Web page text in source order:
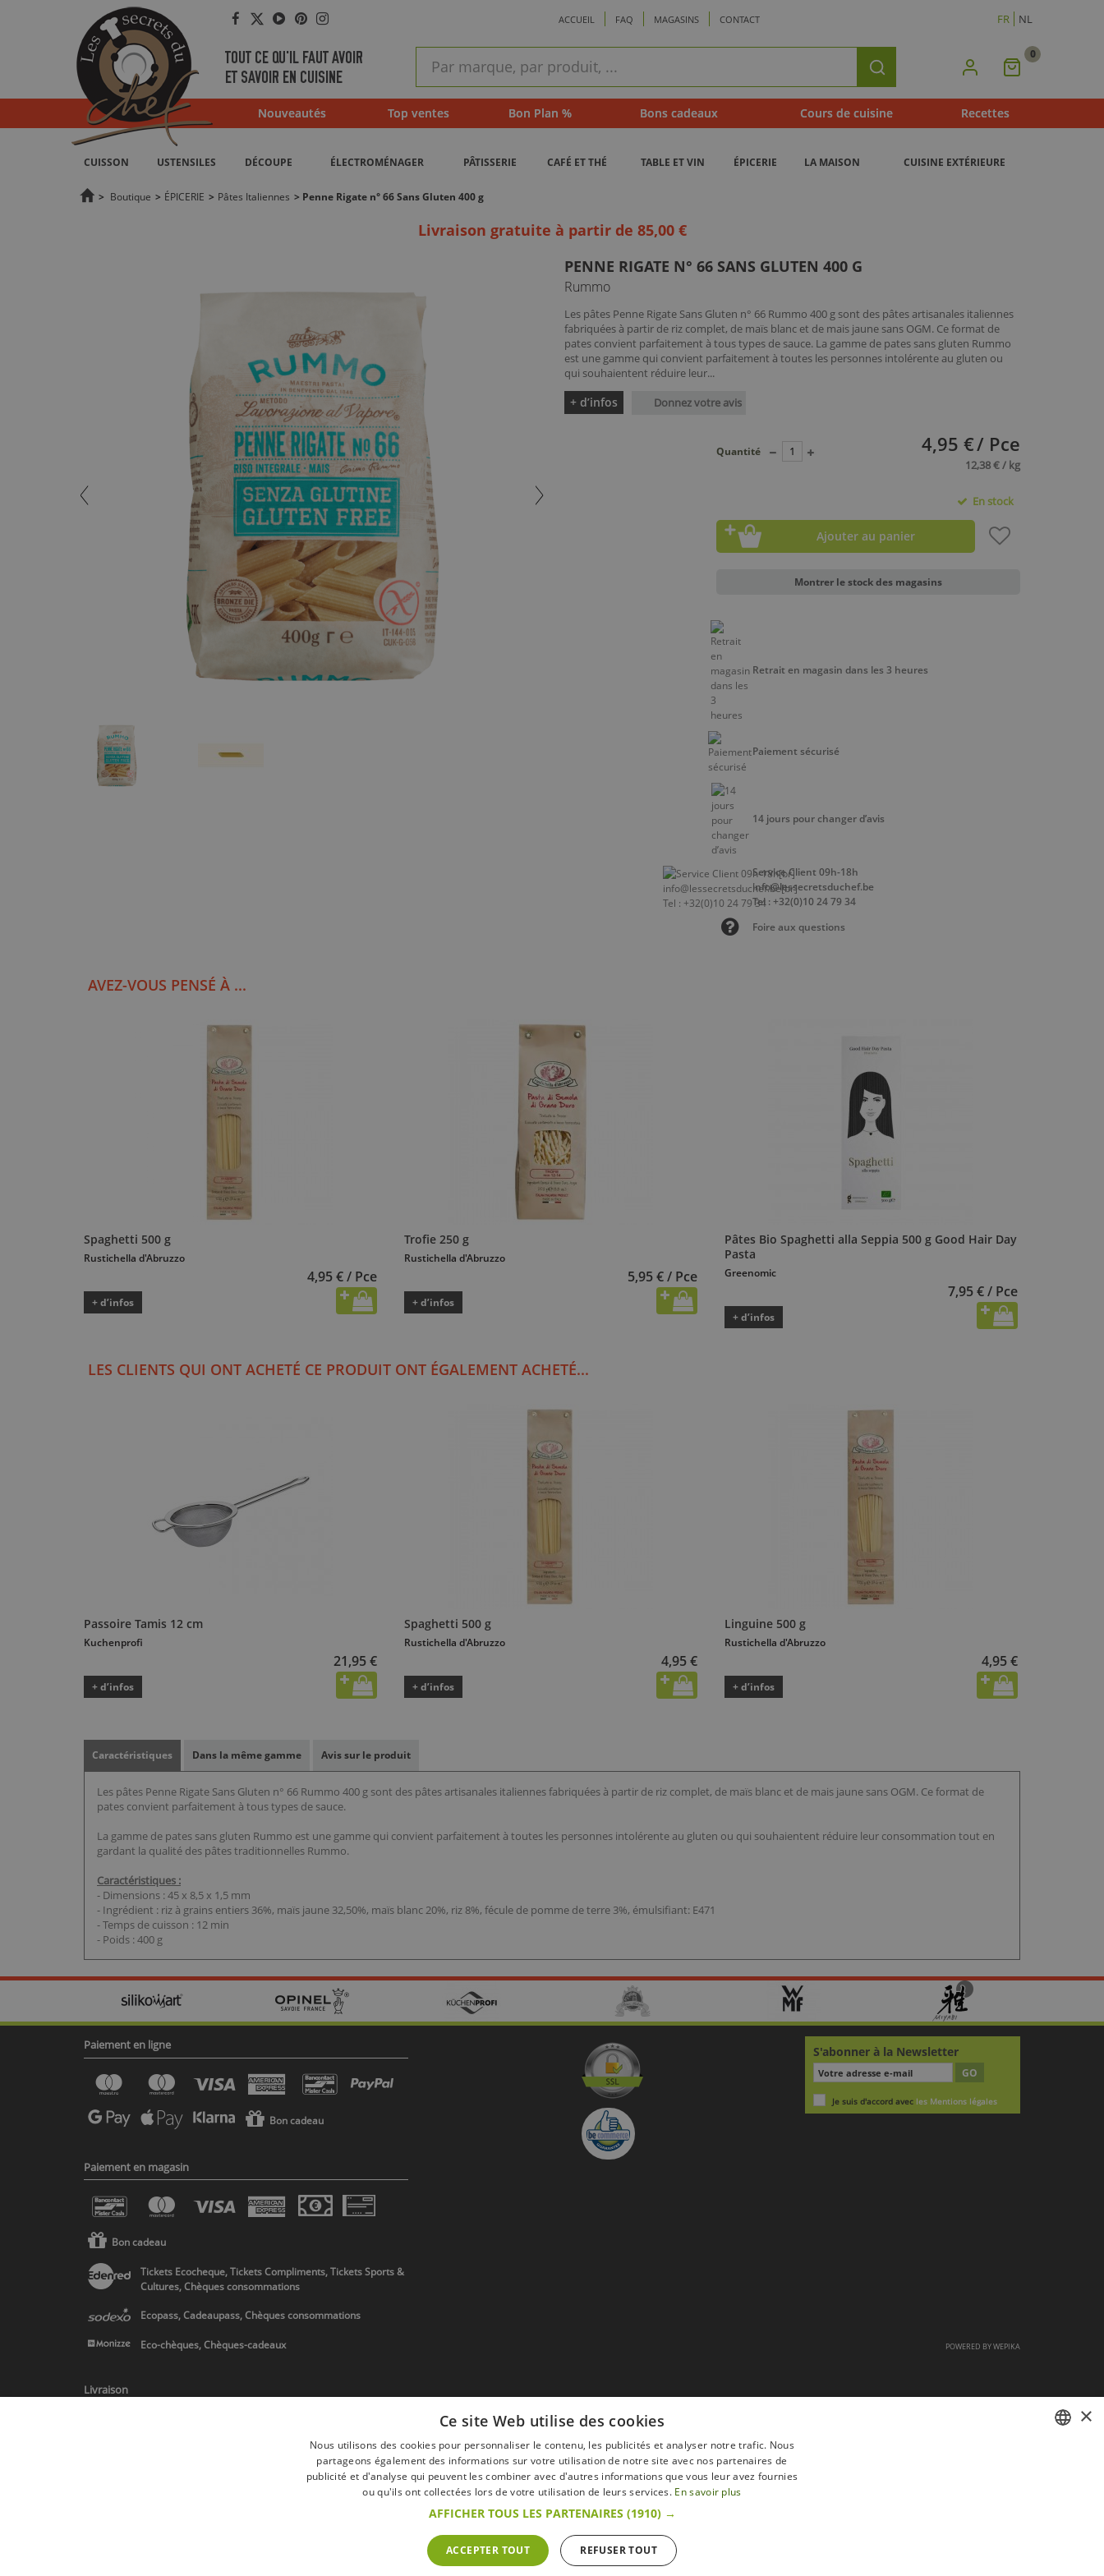
Facebook
Twitter
YouTube
Pinterest
Instagram ACCUEIL FAQ MAGASINS CONTACT FR NL
TOUT CE QU'IL FAUT AVOIR
ET SAVOIR EN CUISINE
rapide
Rechercher Mon
0
Nouveautés Top ventes Bon Plan % Bons cadeaux Cours de cuisine Recettes
CUISSON USTENSILES DÉCOUPE ÉLECTROMÉNAGER PÂTISSERIE CAFÉ ET THÉ TABLE ET VIN ÉPICERIE LA MAISON CUISINE EXTÉRIEURE
> Boutique > ÉPICERIE > Pâtes Italiennes > Penne Rigate n° 66 Sans Gluten 400 g
Livraison gratuite à partir de 85,00 €
PENNE RIGATE N° 66 SANS GLUTEN 400 G
Rummo
Les pâtes Penne Rigate Sans Gluten n° 66 Rummo 400 g sont des pâtes artisanales italiennes
fabriquées à partir de riz complet, de maïs blanc et de mais jaune sans OGM. Ce format de
pates convient parfaitement à tous types de sauce. La gamme de pates sans gluten Rummo
est une gamme qui convient parfaitement à toutes les personnes intolérente au gluten ou
qui souhaientent réduire leur...
+ d’infos Donnez votre avis
4,95 €/ Pce
12,38 € / kg
Quantité
En stock
Ajouter au panier
Montrer le stock des magasins
Retrait en magasin dans les 3 heures
Paiement sécurisé
14 jours pour changer d’avis
Service Client 09h-18h
info@lessecretsduchef.be
Tel : +32(0)10 24 79 34
Foire aux questions
AVEZ-VOUS PENSÉ À ...
Spaghetti 500 g
Rustichella d'Abruzzo
4,95 € / Pce
+ d’infos
Trofie 250 g
Rustichella d'Abruzzo
5,95 € / Pce
+ d’infos
Pâtes Bio Spaghetti alla Seppia 500 g Good Hair Day
Pasta
Greenomic
7,95 € / Pce
+ d’infos
LES CLIENTS QUI ONT ACHETÉ CE PRODUIT ONT ÉGALEMENT ACHETÉ...
Passoire Tamis 12 cm
Kuchenprofi
21,95 €
+ d’infos
Spaghetti 500 g
Rustichella d'Abruzzo
4,95 €
+ d’infos
Linguine 500 g
Rustichella d'Abruzzo
4,95 €
+ d’infos
Caractéristiques Dans la même gamme Avis sur le produit
Les pâtes Penne Rigate Sans Gluten n° 66 Rummo 400 g sont des pâtes artisanales italiennes fabriquées à partir de riz complet, de maïs blanc et de mais jaune sans OGM. Ce format de
pates convient parfaitement à tous types de sauce.
La gamme de pates sans gluten Rummo est une gamme qui convient parfaitement à toutes les personnes intolérente au gluten ou qui souhaientent réduire leur consommation tout en
gardant la qualité des pâtes traditionnelles Rummo.
Caractéristiques :
- Dimensions : 45 x 8,5 x 1,5 mm
- Ingrédient : riz à grains entiers 36%, maïs jaune 32,50%, maïs blanc 20%, riz 8%, fécule de pomme de terre 3%, émulsifiant: E471
- Temps de cuisson : 12 min
- Poids : 400 g
Paiement en ligne
Bon cadeau
Paiement en magasin
Bon cadeau
Tickets Ecocheque, Tickets Compliments, Tickets Sports &
Cultures, Chèques consommations
Ecopass, Cadeaupass, Chèques consommations
Eco-chèques, Chèques-cadeaux
Livraison
* Livraison en Belgique/France/Pays-Bas et partout en Europe sur devis
S'abonner à la Newsletter
GO
Je suis d'accord avec les Mentions légales
Mentions légales Retour & Droit de rétractation
POWERED BYWEPIKA
×
Ce site Web utilise des cookies
Nous utilisons des cookies pour personnaliser le contenu, les publicités et analyser notre trafic. Nous
partageons également des informations sur votre utilisation de notre site avec nos partenaires de
publicité et d'analyse qui peuvent les combiner avec d'autres informations que vous leur avez fournies
ou qu'ils ont collectées lors de votre utilisation de leurs services. En savoir plus
AFFICHER TOUS LES PARTENAIRES (1910) →
ACCEPTER TOUT REFUSER TOUT